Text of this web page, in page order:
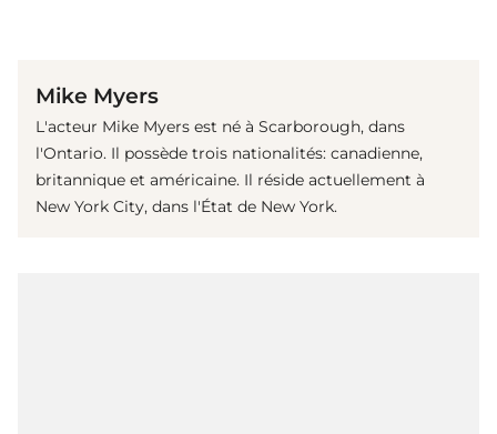
Mike Myers
L'acteur Mike Myers est né à Scarborough, dans
l'Ontario. Il possède trois nationalités: canadienne,
britannique et américaine. Il réside actuellement à
New York City, dans l'État de New York.